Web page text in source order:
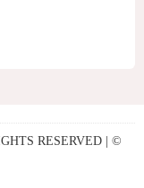
RESERVED | ©